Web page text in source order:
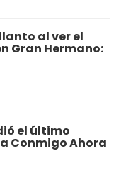
al ver el
Gran Hermano:
el último
Conmigo Ahora